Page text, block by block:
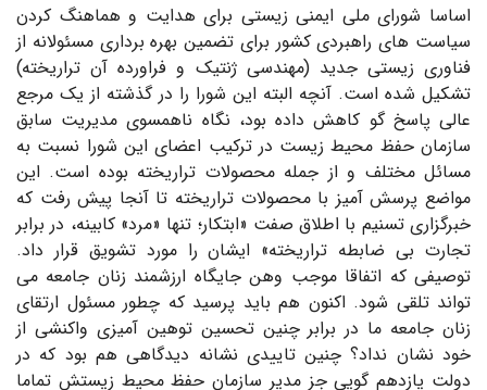
اساسا شورای ملی ایمنی زیستی برای هدایت و هماهنگ کردن
سیاست های راهبردی کشور برای تضمین بهره برداری مسئولانه از
فناوری زیستی جدید (مهندسی ژنتیک و فراورده آن تراریخته)
تشکیل شده است. آنچه البته این شورا را در گذشته از یک مرجع
عالی پاسخ گو کاهش داده بود، نگاه ناهمسوی مدیریت سابق
سازمان حفظ محیط زیست در ترکیب اعضای این شورا نسبت به
مسائل مختلف و از جمله محصولات تراریخته بوده است. این
مواضع پرسش آمیز با محصولات تراریخته تا آنجا پیش رفت که
خبرگزاری تسنیم با اطلاق صفت «ابتکار؛ تنها «مرد» کابینه، در برابر
تجارت بی ضابطه تراریخته» ایشان را مورد تشویق قرار داد.
توصیفی که اتفاقا موجب وهن جایگاه ارزشمند زنان جامعه می
تواند تلقی شود. اکنون هم باید پرسید که چطور مسئول ارتقای
زنان جامعه ما در برابر چنین تحسین توهین آمیزی واکنشی از
خود نشان نداد؟ چنین تاییدی نشانه دیدگاهی هم بود که در
دولت یازدهم گویی جز مدیر سازمان حفظ محیط زیستش تماما